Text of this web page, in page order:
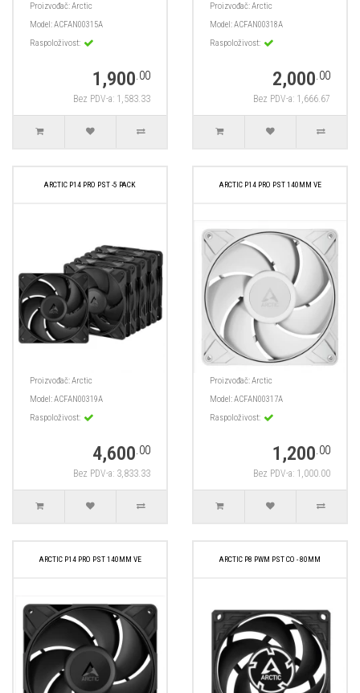
Proizvođač:Arctic
Model:ACFAN00315A
Raspoloživost:
1,900.00
Bez PDV-a: 1,583.33
Proizvođač:Arctic
Model:ACFAN00318A
Raspoloživost:
2,000.00
Bez PDV-a: 1,666.67
ARCTIC P14 PRO PST -5 PACK
Proizvođač:Arctic
Model:ACFAN00319A
Raspoloživost:
4,600.00
Bez PDV-a: 3,833.33
ARCTIC P14 PRO PST 140MM VE
Proizvođač:Arctic
Model:ACFAN00317A
Raspoloživost:
1,200.00
Bez PDV-a: 1,000.00
ARCTIC P14 PRO PST 140MM VE ARCTIC P8 PWM PST CO - 80MM